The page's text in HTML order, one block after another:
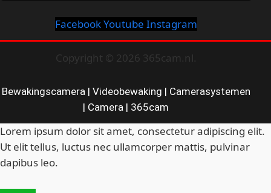
FacebookYoutube Instagram
Copyright © 2026 365cam.nl.
Bewakingscamera | Videobewaking | Camerasystemen
| Camera | 365cam
Lorem ipsum dolor sit amet, consectetur adipiscing elit.
Ut elit tellus, luctus nec ullamcorper mattis, pulvinar
dapibus leo.